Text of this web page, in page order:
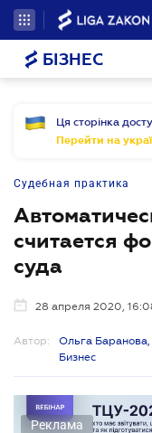
БІЗНЕС
Ця сторінка
Перейти на
Судебная практика
считается
суда
28 апреля 2020,
Автор:
Ольга
Бизнес
Реклама